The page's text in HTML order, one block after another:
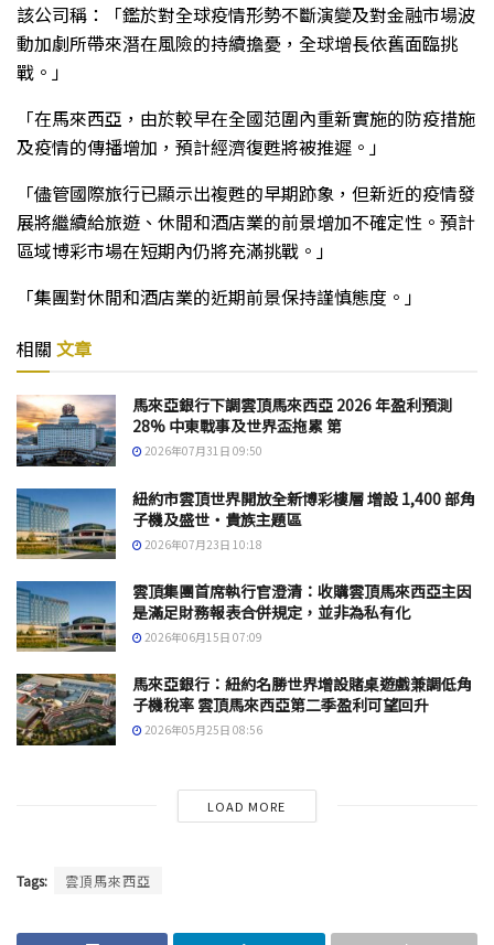
該公司稱：「鑑於對全球疫情形勢不斷演變及對金融市場波
動加劇所帶來潛在風險的持續擔憂，全球增長依舊面臨挑
戰。」
「在馬來西亞，由於較早在全國范圍內重新實施的防疫措施
及疫情的傳播增加，預計經濟復甦將被推遲。」
「儘管國際旅行已顯示出複甦的早期跡象，但新近的疫情發
展將繼續給旅遊、休閒和酒店業的前景增加不確定性。預計
區域博彩市場在短期內仍將充滿挑戰。」
「集團對休閒和酒店業的近期前景保持謹慎態度。」
相關 文章
馬來亞銀行下調雲頂馬來西亞 2026 年盈利預測
28% 中東戰事及世界盃拖累 第
2026年07月31日 09:50
紐約市雲頂世界開放全新博彩樓層 增設 1,400 部角
子機及盛世・貴族主題區
2026年07月23日 10:18
雲頂集團首席執行官澄清：收購雲頂馬來西亞主因
是滿足財務報表合併規定，並非為私有化
2026年06月15日 07:09
馬來亞銀行：紐約名勝世界增設賭桌遊戲兼調低角
子機稅率 雲頂馬來西亞第二季盈利可望回升
2026年05月25日 08:56
LOAD MORE
Tags: 雲頂馬來西亞